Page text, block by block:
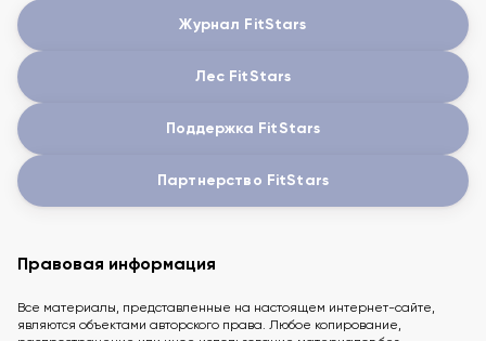
Журнал FitStars
Лес FitStars
Поддержка FitStars
Партнерство FitStars
Правовая информация
Все материалы, представленные на настоящем интернет-сайте,
являются объектами авторского права. Любое копирование,